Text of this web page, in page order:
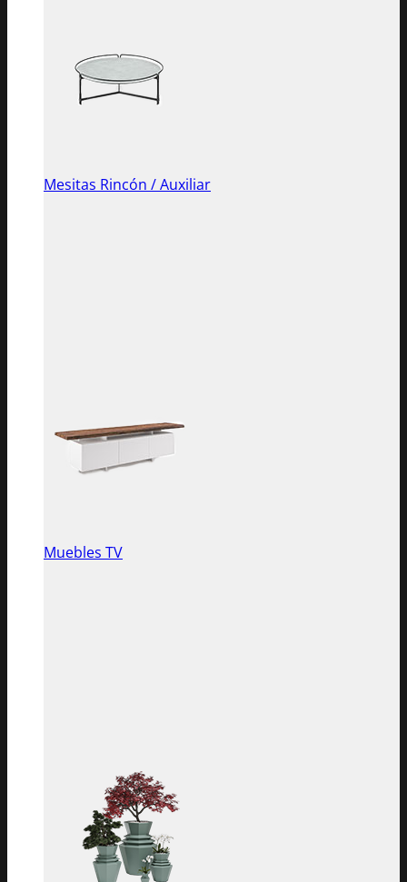
Mesitas Rincón / Auxiliar
Muebles TV